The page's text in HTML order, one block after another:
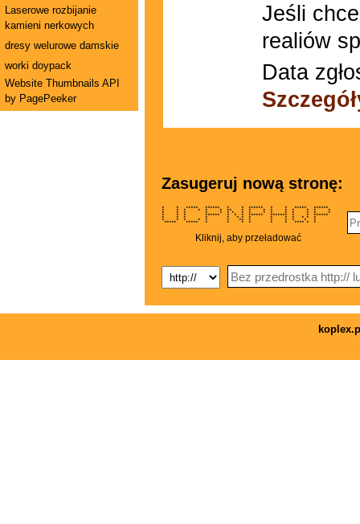
Laserowe rozbijanie
kamieni nerkowych
dresy welurowe damskie
worki doypack
Website Thumbnails API
by PagePeeker
Jeśli
realiów
Data
Zasugeruj nową stronę:
* * ***** ****** * * ****** * * ***** ******
* * * * * * ** * * * * * * * * *
* * * * * * * * * * * * * * * *
* * * ****** * * * ****** ******* * * ******
* * * * * * * * * * * * * *
* * * * * * ** * * * * * *
***** ***** * * * * * * **** * *
Kliknij, aby przeładować